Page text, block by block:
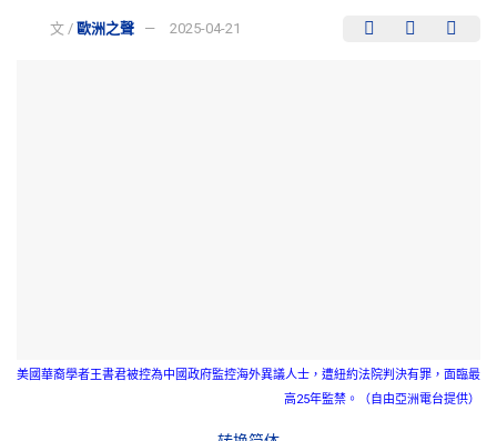
文 / 歐洲之聲 2025-04-21
美國華裔學者王書君被控為中國政府監控海外異議人士，遭紐約法院判決有罪，面臨最
高25年監禁。（自由亞洲電台提供）